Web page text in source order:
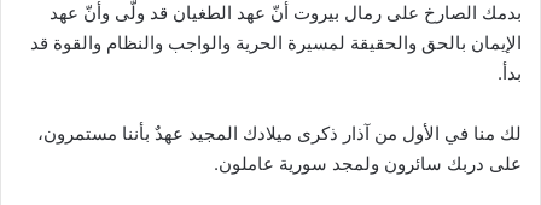
بدمك الصارخ على رمال بيروت أنّ عهد الطغيان قد ولّى وأنّ عهد
الإيمان بالحق والحقيقة لمسيرة الحرية والواجب والنظام والقوة قد
بدأ.
لك منا في الأول من آذار ذكرى ميلادك المجيد عهدٌ بأننا مستمرون،
على دربك سائرون ولمجد سورية عاملون.